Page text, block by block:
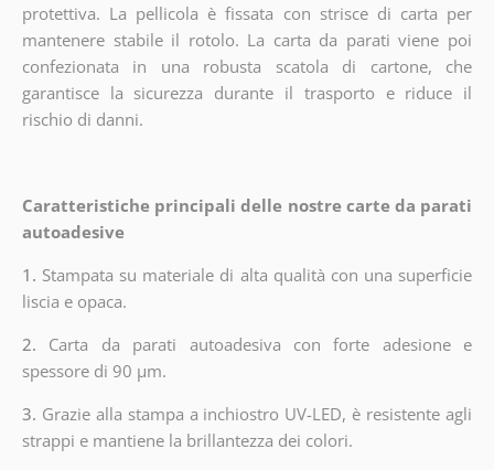
protettiva. La pellicola è fissata con strisce di carta per
mantenere stabile il rotolo. La carta da parati viene poi
confezionata in una robusta scatola di cartone, che
garantisce la sicurezza durante il trasporto e riduce il
rischio di danni.
Caratteristiche principali delle nostre carte da parati
autoadesive
1. Stampata su materiale di alta qualità con una superficie
liscia e opaca.
2. Carta da parati autoadesiva con forte adesione e
spessore di 90 µm.
3. Grazie alla stampa a inchiostro UV-LED, è resistente agli
strappi e mantiene la brillantezza dei colori.